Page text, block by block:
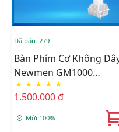
Đã bán: 279
Bàn Phím Cơ Không
Newmen GM1000
Spring (Kailhbox White)
★ ★ ★ ★ ★
1.500.000 đ
Mới 100%